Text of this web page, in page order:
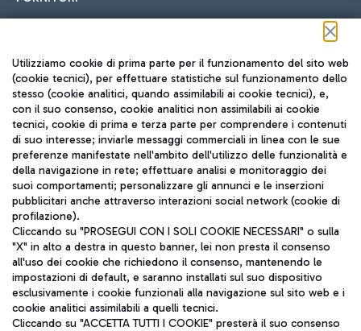
Seguici sui social
TRAVEL JOURNAL
ITA
Aeroporti di Roma S.p.A. - Società soggetta a direzione e
coordinamento di Mundys S.p.A.
Utilizziamo cookie di prima parte per il funzionamento del sito web
(cookie tecnici), per effettuare statistiche sul funzionamento dello
stesso (cookie analitici, quando assimilabili ai cookie tecnici), e,
con il suo consenso, cookie analitici non assimilabili ai cookie
tecnici, cookie di prima e terza parte per comprendere i contenuti
di suo interesse; inviarle messaggi commerciali in linea con le sue
preferenze manifestate nell'ambito dell'utilizzo delle funzionalità e
della navigazione in rete; effettuare analisi e monitoraggio dei
suoi comportamenti; personalizzare gli annunci e le inserzioni
pubblicitari anche attraverso interazioni social network (cookie di
profilazione).
Cliccando su "PROSEGUI CON I SOLI COOKIE NECESSARI" o sulla
"X" in alto a destra in questo banner, lei non presta il consenso
all'uso dei cookie che richiedono il consenso, mantenendo le
impostazioni di default, e saranno installati sul suo dispositivo
esclusivamente i cookie funzionali alla navigazione sul sito web e i
cookie analitici assimilabili a quelli tecnici.
Cliccando su "ACCETTA TUTTI I COOKIE" presterà il suo consenso